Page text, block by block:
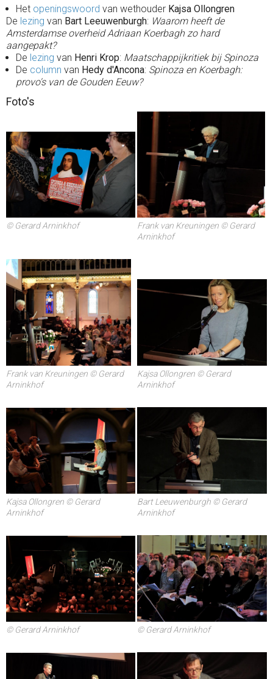
Het openingswoord van wethouder Kajsa Ollongren
De lezing van Bart Leeuwenburgh: Waarom heeft de
Amsterdamse overheid Adriaan Koerbagh zo hard
aangepakt?
De lezing van Henri Krop: Maatschappijkritiek bij Spinoza
De column van Hedy d'Ancona: Spinoza en Koerbagh:
provo's van de Gouden Eeuw?
Foto's
© Gerard Arninkhof
Frank van Kreuningen © Gerard
Arninkhof
Frank van Kreuningen © Gerard
Arninkhof
Kajsa Ollongren © Gerard
Arninkhof
Kajsa Ollongren © Gerard
Arninkhof
Bart Leeuwenburgh © Gerard
Arninkhof
© Gerard Arninkhof © Gerard Arninkhof